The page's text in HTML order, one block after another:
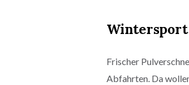
Frischer
Abfahrten. Da